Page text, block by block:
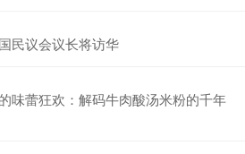
民议会议长将访华
味蕾狂欢：解码牛肉酸汤米粉的千年